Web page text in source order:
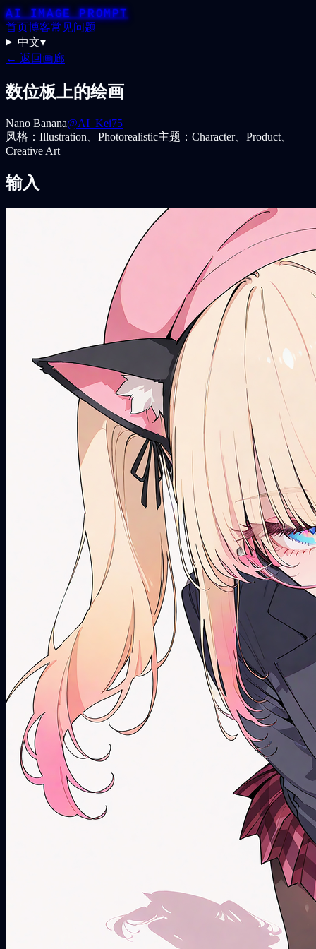
AI IMAGE PROMPT
首页博客常见问题
中文▾
← 返回画廊
数位板上的绘画
Nano Banana@AI_Kei75
风格： Illustration、Photorealistic主题： Character、Product、
Creative Art
输入